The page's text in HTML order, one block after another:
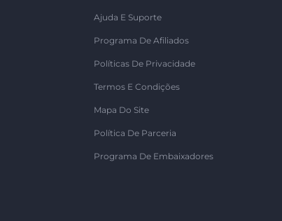
Ajuda E Suporte
Programa De Afiliados
Políticas De Privacidade
Termos E Condições
Mapa Do Site
Política De Parceria
Programa De Embaixadores